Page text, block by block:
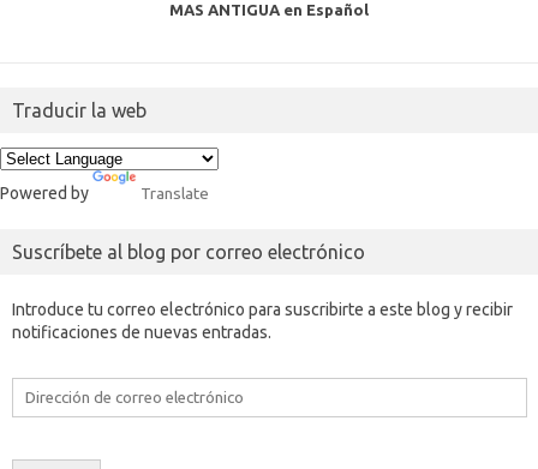
MAS ANTIGUA en Español
Traducir la web
Powered by Translate
Suscríbete al blog por correo electrónico
Introduce tu correo electrónico para suscribirte a este blog y recibir
notificaciones de nuevas entradas.
Dirección
electrónico